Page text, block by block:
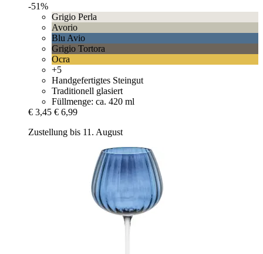
-51%
Grigio Perla
Avorio
Blu Avio
Grigio Tortora
Ocra
+5
Handgefertigtes Steingut
Traditionell glasiert
Füllmenge: ca. 420 ml
€ 3,45 € 6,99
Zustellung bis 11. August